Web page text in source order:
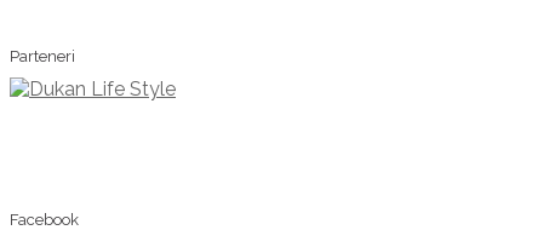
Parteneri
Facebook